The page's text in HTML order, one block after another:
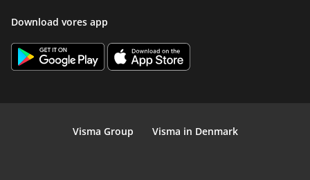
Download vores app
Visma Group Visma in Denmark